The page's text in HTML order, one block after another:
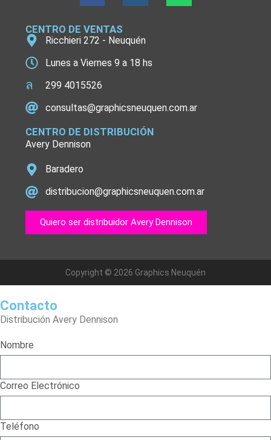
CENTRO DE VENTAS
Ricchieri 272 - Neuquén
Lunes a Viernes 9 a 18 hs
299 4015526
consultas@graphicsneuquen.com.ar
CENTRO DE DISTRIBUCIÓN
Avery Dennison
Baradero
distribucion@graphicsneuquen.com.ar
Quiero ser distribuidor Avery Dennison
Copyright © 2026 Graphics Neuquén
Contacto
Distribución Avery Dennison
Nombre
Correo Electrónico
Teléfono